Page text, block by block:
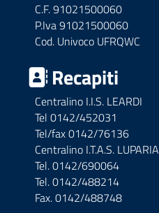
C.F. 91021500060
P.Iva 91021500060
Cod. Univoco UFRQWC
Recapiti
Centralino I.I.S. LEARDI
Tel 0142/452031
Tel/fax 0142/76136
Centralino I.T.A.S. LUPARIA
Tel. 0142/690064
Tel. 0142/488214
Fax. 0142/488748